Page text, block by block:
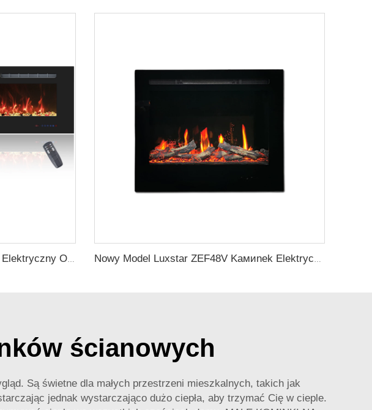
Luxstar 72-calowy Liniowy Kamin Elektryczny Ogrzewanie Dekoracyjne Z Multikolorowymi Płomieniami Sterowanie Dotykowe Ekranem Z Timera Nowy Model Luxstar ZEF48V Kамиnek Elektryczny W Panelu Ekranowym Z Efektem Rzeczywistych Płomieni LED Światło Do Sprzedaży Wewnątrzdomowej
ścianowych
Są świetne dla małych przestrzeni mieszkalnych, takich jak
jednak wystarczająco dużo ciepła, aby trzymać Cię w cieple.